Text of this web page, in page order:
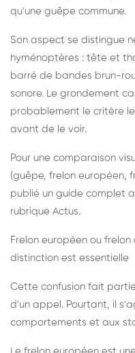
qu'une guêpe commune.
Son aspect se distingue
hyménoptères : tête et
barré de bandes brun-
sonore. Le grondement
probablement le critère
avant de le voir.
Pour une comparaison
(guêpe, frelon européen,
publié un guide complet
rubrique Actus.
Frelon européen ou
distinction est essentielle
Cette confusion fait
d'un appel. Pourtant, il
comportements et aux